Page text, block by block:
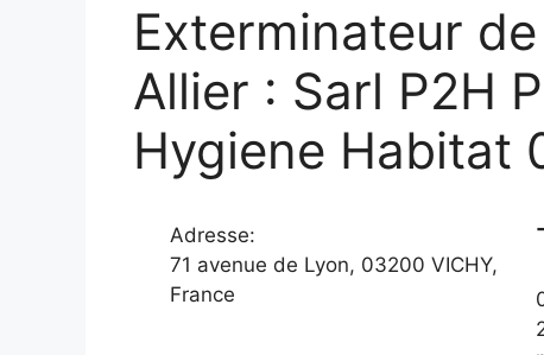
Exterminateur
Allier : Sarl P2H
Hygiene Habitat
Adresse:
71 avenue de Lyon, 03200 VICHY,
France